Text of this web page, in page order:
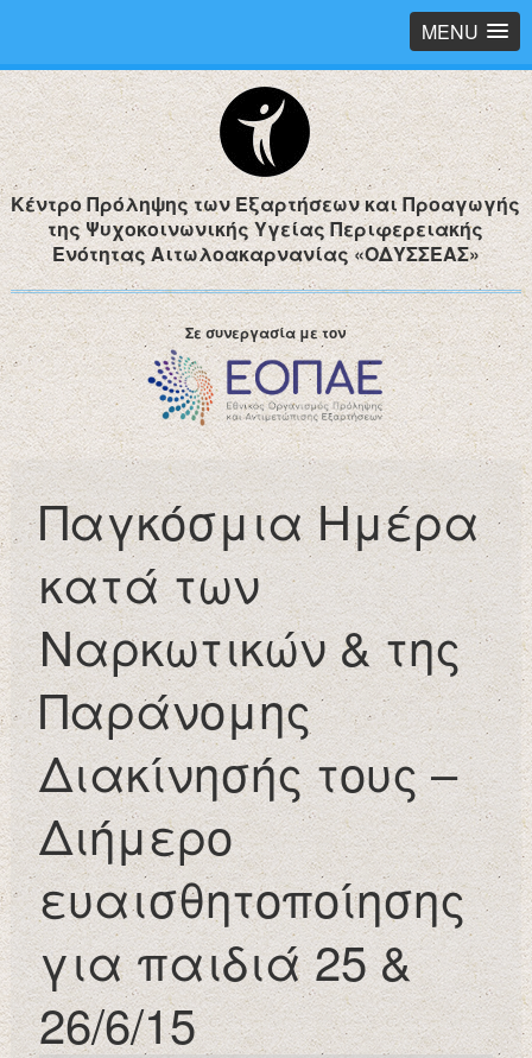
MENU
Κέντρο Πρόληψης των Εξαρτήσεων και Προαγωγής
της Ψυχοκοινωνικής Υγείας Περιφερειακής
Ενότητας Αιτωλοακαρνανίας «ΟΔΥΣΣΕΑΣ»
Σε συνεργασία με τον
Παγκόσμια Ημέρα
κατά των
Ναρκωτικών & της
Παράνομης
Διακίνησής τους –
Διήμερο
ευαισθητοποίησης
για παιδιά 25 &
26/6/15